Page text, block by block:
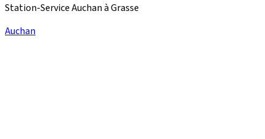
Station-Service Auchan à Grasse
Auchan